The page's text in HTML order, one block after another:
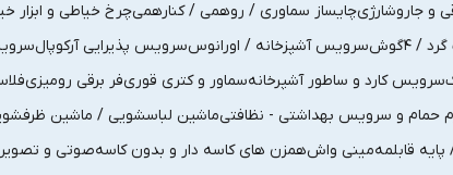
و جاروشارژیچایساز سماوری / روهمی / کنارهمیچرخ خیاطی و ابزار
4گوش سرویس آشپزخانه / اورانوسسرویس پذیرایی آرکوپال
سرویس کارد و ساطور آشپرخانهسماور و کتری قوریفر برقی رومیزی
حمام و سرویس بهداشتی - نظافتیماشین لباسشویی / ماشین
قابلمهمینی واشهمزن های کاسه دار و بدون کاسهصوتی و